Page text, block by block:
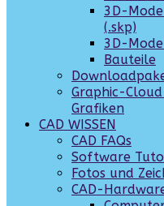
3D-
(.skp)
3D-
Bauteile
Graphic-
Grafiken
CAD WISSEN
CAD FAQs
Software
Fotos und
CAD-